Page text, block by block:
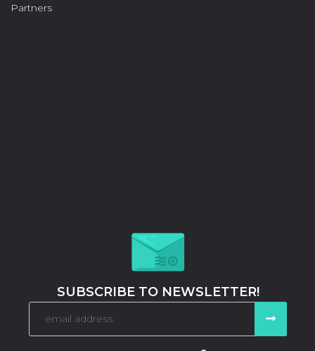
Partners
SUBSCRIBE TO NEWSLETTER!